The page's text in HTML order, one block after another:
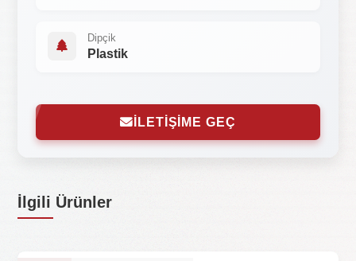
Dipçik
Plastik
İLETİŞİME GEÇ
İlgili Ürünler